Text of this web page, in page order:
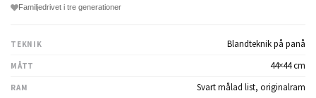
Familjedrivet i tre generationer
TEKNIK Blandteknik på panå
MÅTT 44×44 cm
RAM Svart målad list, originalram